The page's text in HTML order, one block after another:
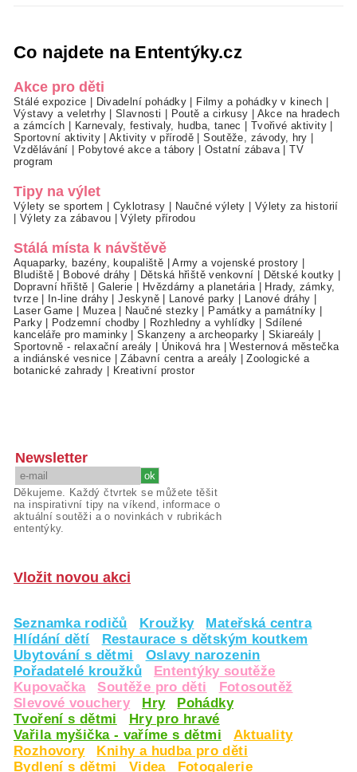
Co najdete na Ententýky.cz
Akce pro děti
Stálé expozice Divadelní pohádky Filmy a pohádky v kinech
Výstavy a veletrhy|Slavnosti Poutě a cirkusy
Akce na hradech
a zámcích
Karnevaly, festivaly, hudba, tanec Tvořivé aktivity
Sportovní aktivity|Aktivity v přírodě |Soutěže, závody, hry
Vzdělávání
Pobytové akce a tábory Ostatní zábava|TV
program
Tipy na výlet
Výlety se sportem Cyklotrasy Naučné výlety
Výlety za historií
Výlety za zábavou |Výlety přírodou
Stálá místa k návštěvě
Aquaparky, bazény, koupaliště |Army a vojenské prostory
Bludiště
Bobové dráhy Dětská hřiště venkovní Dětské koutky
Dopravní hřiště
Galerie Hvězdárny a planetária|
Hrady, zámky,
tvrze| In-line dráhy |Jeskyně| Lanové parky Lanové dráhy
Laser Game
Muzea| Naučné stezky Památky a památníky
Parky| Podzemní chodby Rozhledny a vyhlídky
Sdílené
kanceláře pro maminky |Skanzeny a archeoparky Skiareály
Sportovně - relaxační areály
Úniková hra|Westernová městečka
a indiánské vesnice |Zábavní centra a areály |Zoologické a
botanické zahrady
Kreativní prostor
Newsletter
Děkujeme. Každý čtvrtek se můžete těšit
na inspirativní tipy na víkend, informace o
aktuální soutěži a o novinkách v rubrikách
ententýky.
Vložit novou akci
Seznamka rodičů Kroužky
Mateřská centra
Hlídání dětí
Restaurace s dětským koutkem
Ubytování s dětmi
Oslavy narozenin
Pořadatelé kroužků
Ententýky soutěže
Kupovačka
Soutěže pro děti
Fotosoutěž
Slevové vouchery
Hry
Pohádky
Tvoření s dětmi
Hry pro hravé
Vařila myšička - vaříme s dětmi
Aktuality
Rozhovory
Knihy a hudba pro děti
Bydlení s dětmi
Videa Fotogalerie